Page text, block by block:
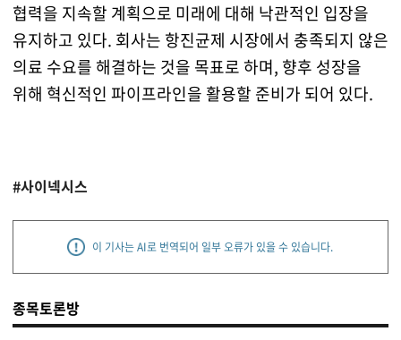
협력을 지속할 계획으로 미래에 대해 낙관적인 입장을
유지하고 있다. 회사는 항진균제 시장에서 충족되지 않은
의료 수요를 해결하는 것을 목표로 하며, 향후 성장을
위해 혁신적인 파이프라인을 활용할 준비가 되어 있다.
#사이넥시스
이 기사는 AI로 번역되어 일부 오류가 있을 수 있습니다.
종목토론방